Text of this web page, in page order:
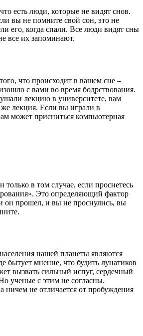
есть люди, которые не видят снов.
вы не помните свой сон, это не
его, когда спали. Все люди видят сны
все их запоминают.
что происходит в вашем сне –
с вами во время бодрствования.
лекцию в университете, вам
лекция. Если вы играли в
может присниться компьютерная
в том случае, если проснетесь
Это определяющий фактор
он прошел, и вы не проснулись, вы
нашей планеты являются
бытует мнение, что будить лунатиков
вызвать сильный испуг, сердечный
ученые с этим не согласны.
ничем не отличается от пробуждения